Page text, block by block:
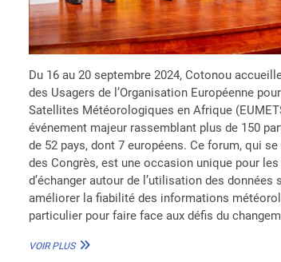
Du 16 au 20 septembre 2024, Cotonou
des Usagers de l’Organisation Européenne
Satellites Météorologiques en Afrique
événement majeur rassemblant plus de 150
de 52 pays, dont 7 européens. Ce forum, qui
des Congrès, est une occasion unique pour les
d’échanger autour de l’utilisation des
améliorer la fiabilité des informations
particulier pour faire face aux défis du
VOIR PLUS16E